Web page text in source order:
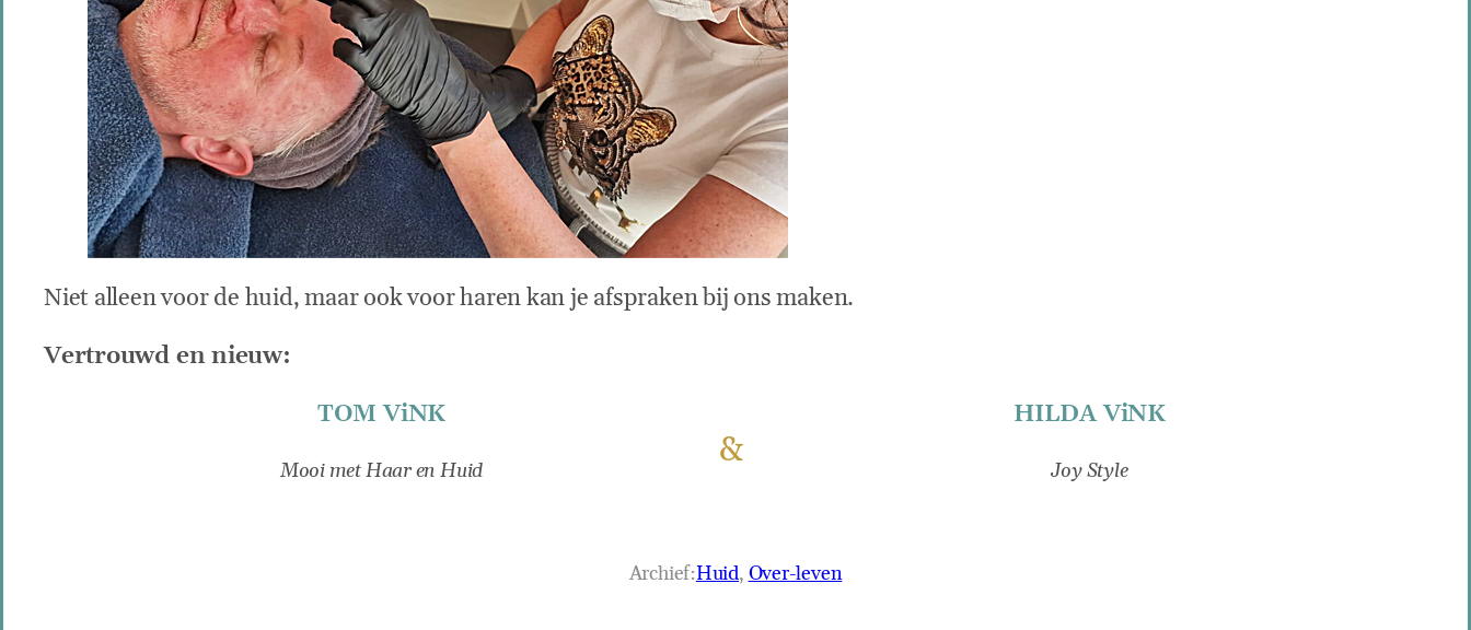
Niet alleen voor de huid, maar ook voor haren kan je afspraken bij ons maken.
Vertrouwd en nieuw:
TOM ViNK
Mooi met Haar en Huid &
HILDA ViNK
Joy Style
Archief:Huid, Over-leven